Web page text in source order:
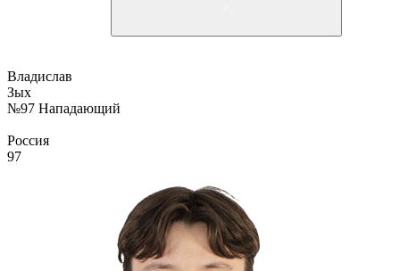
Владислав
Зых
№97 Нападающий
Россия
97